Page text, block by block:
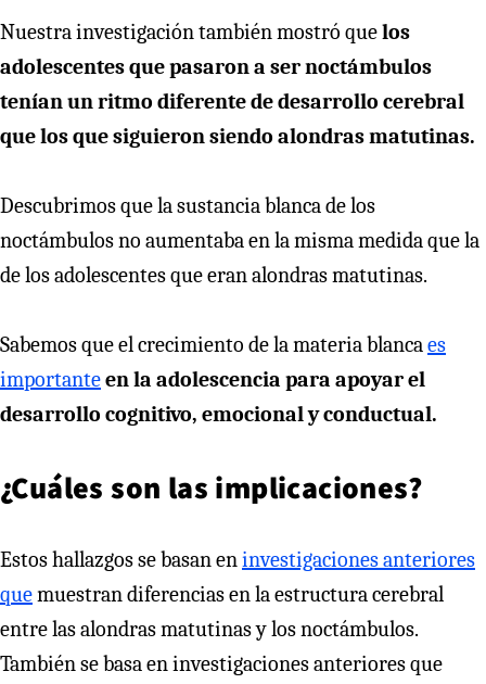
Nuestra investigación también mostró quelos
adolescentes que pasaron a ser noctámbulos
tenían un ritmo diferente de desarrollo cerebral
que los que siguieron siendo alondras matutinas.
Descubrimos que la sustancia blanca de los
noctámbulos no aumentaba en la misma medida que la
de los adolescentes que eran alondras matutinas.
Sabemos que el crecimiento de la materia blanca es
importanteen la adolescencia para apoyar el
desarrollo cognitivo, emocional y conductual.
¿Cuáles son las implicaciones?
Estos hallazgos se basan en investigaciones anteriores
quemuestran diferencias en la estructura cerebral
entre las alondras matutinas y los noctámbulos.
También se basa en investigaciones anteriores que